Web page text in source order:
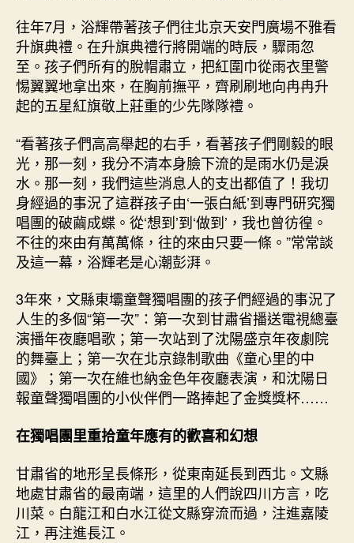
往年7月，浴輝帶著孩子們往北京天安門廣場不雅看
升旗典禮。在升旗典禮行將開端的時辰，驟雨忽
至。孩子們所有的脫帽肅立，把紅圍巾從雨衣里警
惕翼翼地拿出來，在胸前撫平，齊刷刷地向冉冉升
起的五星紅旗敬上莊重的少先隊隊禮。
“看著孩子們高高舉起的右手，看著孩子們剛毅的眼
光，那一刻，我分不清本身臉下流的是雨水仍是淚
水。那一刻，我們這些消息人的支出都值了！我切
身經過的事況了這群孩子由‘一張白紙’到專門研究獨
唱團的破繭成蝶。從‘想到’到‘做到’，我也曾彷徨。
不往的來由有萬萬條，往的來由只要一條。”常常談
及這一幕，浴輝老是心潮彭湃。
3年來，文縣東壩童聲獨唱團的孩子們經過的事況了
人生的多個“第一次”：第一次到甘肅省播送電視總臺
演播年夜廳唱歌；第一次站到了沈陽盛京年夜劇院
的舞臺上；第一次在北京錄制歌曲《童心里的中
國》；第一次在維也納金色年夜廳表演，和沈陽日
報童聲獨唱團的小伙伴們一路捧起了金獎獎杯……
在獨唱團里重拾童年應有的歡喜和幻想
甘肅省的地形呈長條形，從東南延長到西北。文縣
地處甘肅省的最南端，這里的人們說四川方言，吃
川菜。白龍江和白水江從文縣穿流而過，注進嘉陵
江，再注進長江。